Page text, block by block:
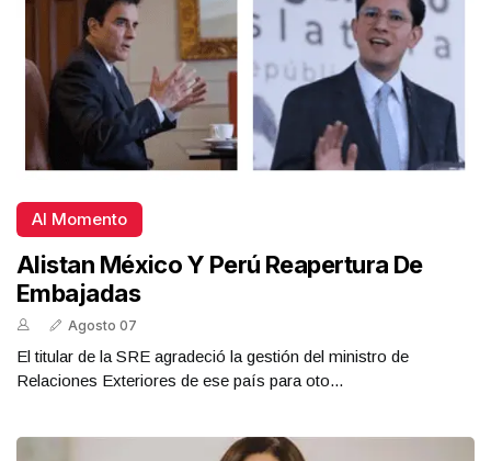
Al Momento
Alistan México Y Perú Reapertura De
Embajadas
Agosto 07
El titular de la SRE agradeció la gestión del ministro de
Relaciones Exteriores de ese país para oto...